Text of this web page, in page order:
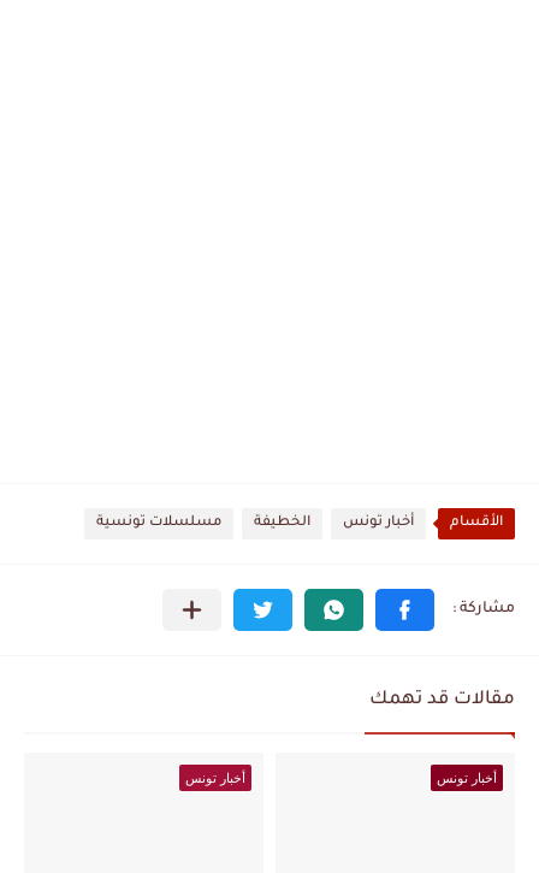
الأقسام أخبار تونس الخطيفة مسلسلات تونسية
مقالات قد تهمك
أخبار تونس أخبار تونس